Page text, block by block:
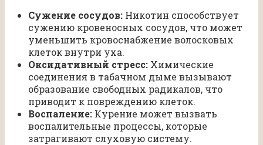
Сужение сосудов: Никотин способствует
сужению кровеносных сосудов, что может
уменьшить кровоснабжение волосковых
клеток внутри уха.
Оксидативный стресс: Химические
соединения в табачном дыме вызывают
образование свободных радикалов, что
приводит к повреждению клеток.
Воспаление: Курение может вызвать
воспалительные процессы, которые
затрагивают слуховую систему.